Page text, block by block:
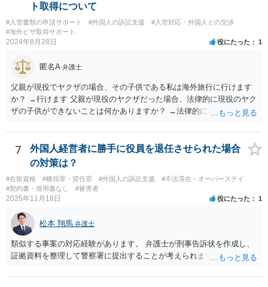
ト取得について
#入管書類の申請サポート #外国人の訴訟支援
#入管対応・外国人との交渉
#海外ビザ取得サポート
2024年8月28日 役にたった 1
匿名A 弁護士
父親が現役でヤクザの場合、その子供である私は海外旅行に行けます
か？ →行けます 父親が現役のヤクザだった場合、法律的に現役のヤク
ザの子供ができないことは何かありますか？ →法律的に、ということ
7
外国人経営者に勝手に役員を退任させられた場合
の対策は？
#在留資格 #横領罪・背任罪 #外国人の訴訟支援
#不法滞在・オーバーステイ
#契約書・借用書なし
#被害者
2025年11月18日 役にたった 1
松本 翔馬 弁護士
類似する事案の対応経験があります。 弁護士が刑事告訴状を作成し、
証拠資料を整理して警察署に提出することが考えられます。